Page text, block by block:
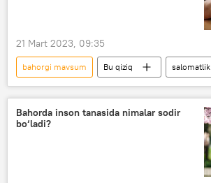
21 Mart 2023, 09:35
bahorgi mavsum Bu qiziq
salomatlik
qandli diabet
gepatit
Bahorda inson tanasida nimalar sodir
bo‘ladi?